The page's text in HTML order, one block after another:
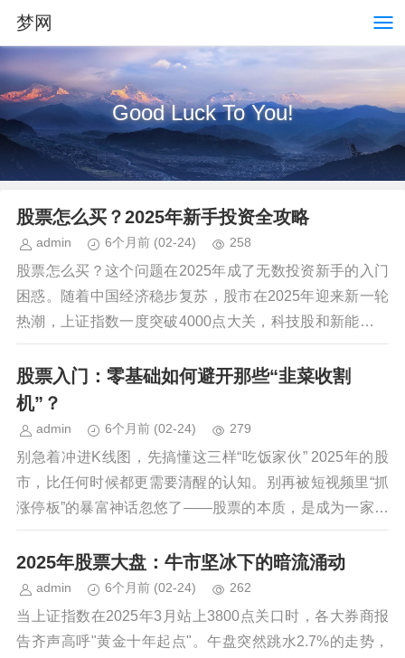
梦网
Good Luck To You!
股票怎么买？2025年新手投资全攻略
admin 6个月前 (02-24) 258
股票怎么买？这个问题在2025年成了无数投资新手的入门
困惑。随着中国经济稳步复苏，股市在2025年迎来新一轮
热潮，上证指数一度突破4000点大关，科技股和新能源板
块领涨全球。但作为新手，面对复杂的交易...
股票入门：零基础如何避开那些“韭菜收割
机”？
admin 6个月前 (02-24) 279
别急着冲进K线图，先搞懂这三样“吃饭家伙” 2025年的股
市，比任何时候都更需要清醒的认知。别再被短视频里“抓
涨停板”的暴富神话忽悠了——股票的本质，是成为一家公
司的部分所有者。你买的不是一串代码...
2025年股票大盘：牛市坚冰下的暗流涌动
admin 6个月前 (02-24) 262
当上证指数在2025年3月站上3800点关口时，各大券商报
告齐声高呼"黄金十年起点"。午盘突然跳水2.7%的走势，